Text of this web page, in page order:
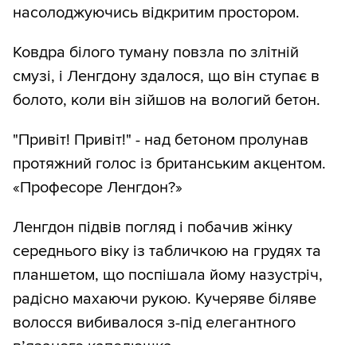
насолоджуючись відкритим простором.
Ковдра білого туману повзла по злітній
смузі, і Ленгдону здалося, що він ступає в
болото, коли він зійшов на вологий бетон.
"Привіт! Привіт!" - над бетоном пролунав
протяжний голос із британським акцентом.
«Професоре Ленгдон?»
Ленгдон підвів погляд і побачив жінку
середнього віку із табличкою на грудях та
планшетом, що поспішала йому назустріч,
радісно махаючи рукою. Кучеряве біляве
волосся вибивалося з-під елегантного